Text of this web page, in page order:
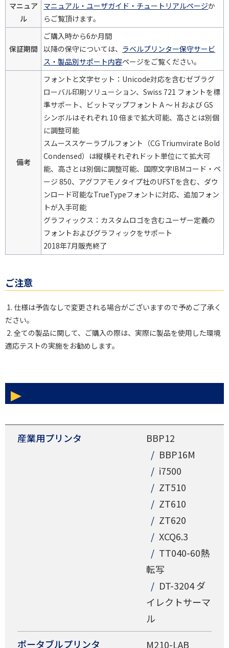
マニュア
ル
マニュアル・ユーザガイド・チュートリアルページか
らご覧頂けます。
保証期間
ご購入時から6か月間
以降の保守については、 ラベルプリンター保守サービ
ス・製品別サポート内容ページをご覧ください。
備考
フォントと文字セット：Unicode対応を含むゼブラグ
ローバル印刷ソリューション、Swiss 721 フォントを標
準サポート、ビットマップフォント A ～ H および GS
シンボルはそれぞれ 10 倍まで拡大可能、高さとは別個
に調整可能
スムーススケーラブルフォント（CG Triumvirate Bold
Condensed）は縦横それぞれドット単位にて拡大可
能、高さとは別個に調整可能、国際文字IBMコード・ペ
ージ 850、アグフアモノタイプ社のUFSTを含む、ダウ
ンロード可能なTrueTypeフォントに対応、追加フォン
トが入手可能
グラフィックス：カスタムロゴを含むユーザー定義の
フォントおよびグラフィックをサポート
2018年7月販売終了
ご注意
1. 仕様は予告なしで変更される場合がございますので予めご了承く
ださい。
2. 全ての製品に関して、ご購入の際は、実際に製品を使用した環境
適応テストの実施をお勧めします。
産業用プリンタ
BBP12
BBP16M
i7500
ZT510
ZT610
ZT620
XCQ6.3
TT040-60熱
転写
DT-3204 ダ
イレクトサーマ
ル
ポータブルプリンタ
M210-LAB